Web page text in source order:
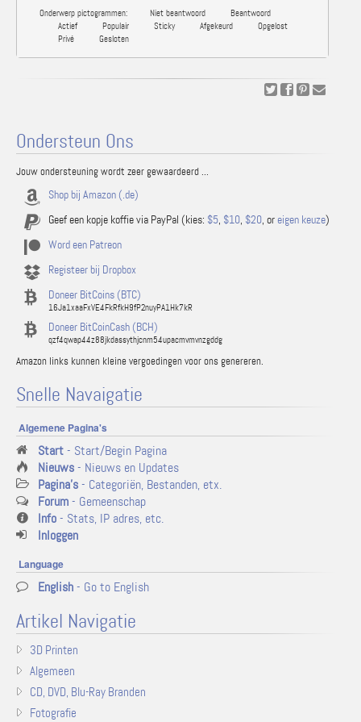
Onderwerp pictogrammen:
Niet beantwoord
Beantwoord
Actief
Populair Sticky Afgekeurd
Opgelost
Privé
Gesloten
Ondersteun Ons
Jouw ondersteuning wordt zeer gewaardeerd ...
Shop bij Amazon (.de)
Geef een kopje koffie via PayPal (kies: $5, $10, $20, or eigen keuze)
Word een Patreon
Registeer bij Dropbox
Doneer BitCoins (BTC)
16Ja1xaaFxVE4FkRfkH9fP2nuyPA1Hk7kR
Doneer BitCoinCash (BCH)
qzf4qwap44z88jkdassythjcnm54upacmvmvnzgddg
Amazon links kunnen kleine vergoedingen voor ons genereren.
Snelle Navaigatie
Algemene Pagina's
Start- Start/Begin Pagina
Nieuws- Nieuws en Updates
Pagina's- Categoriën, Bestanden, etx.
Forum- Gemeenschap
Info- Stats, IP adres, etc.
Inloggen
Language
English- Go to English
Artikel Navigatie
3D Printen
Algemeen
CD, DVD, Blu-Ray Branden
Fotografie